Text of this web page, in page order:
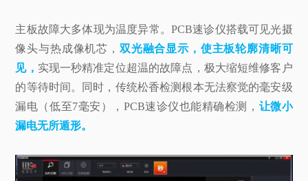
主板故障大多体现为温度异常。PCB速诊仪搭载可见光摄
像头与热成像机芯， 双光融合显示，使主板轮廓清晰可
见， 实现一秒精准定位超温的故障点，极大缩短维修客户
的等待时间。同时，传统松香检测根本无法察觉的毫安级
漏电（低至7毫安），PCB速诊仪也能精确检测， 让微小
漏电无所遁形。